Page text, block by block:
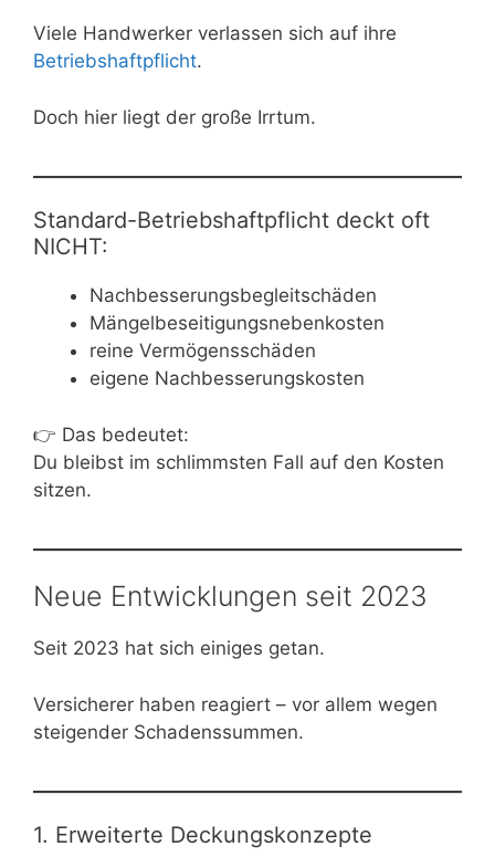
Viele Handwerker verlassen sich auf ihre
Betriebshaftpflicht.
Doch hier liegt der große Irrtum.
Standard-Betriebshaftpflicht deckt oft
NICHT:
Nachbesserungsbegleitschäden
Mängelbeseitigungsnebenkosten
reine Vermögensschäden
eigene Nachbesserungskosten
👉 Das bedeutet:
Du bleibst im schlimmsten Fall auf den Kosten
sitzen.
Neue Entwicklungen seit 2023
Seit 2023 hat sich einiges getan.
Versicherer haben reagiert – vor allem wegen
steigender Schadenssummen.
1. Erweiterte Deckungskonzepte